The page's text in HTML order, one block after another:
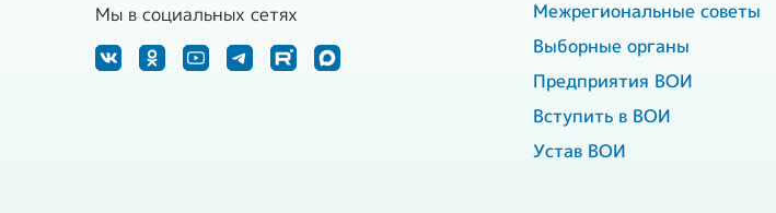
Мы в социальных сетях
Межрегиональные советы
Выборные органы
Предприятия ВОИ
Вступить в ВОИ
Устав ВОИ